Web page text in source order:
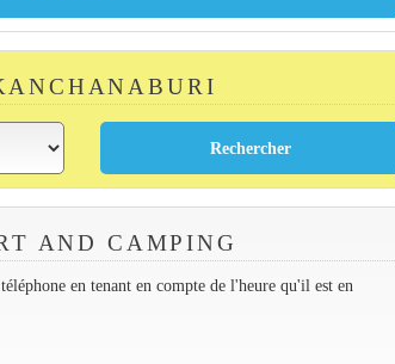
AND CAMPING
en tenant en compte de l'heure qu'il est en